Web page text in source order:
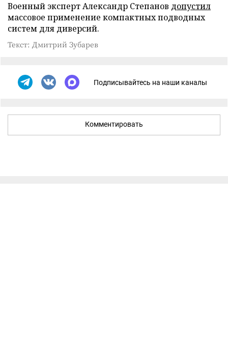
Военный эксперт Александр Степанов допустил
массовое применение компактных подводных
систем для диверсий.
Текст: Дмитрий Зубарев
Подписывайтесь на наши каналы
Комментировать